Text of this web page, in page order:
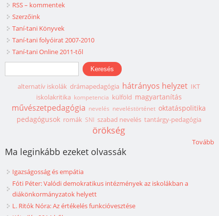
RSS – kommentek
Szerzőink
Taní-tani Könyvek
Taní-tani folyóirat 2007-2010
Taní-tani Online 2011-től
Keresés űrlap
Keresés
alternatív iskolák drámapedagógia hátrányos helyzet IKT
iskolakritika kompetencia külföld magyartanítás
művészetpedagógia nevelés neveléstörténet oktatáspolitika
pedagógusok romák SNI szabad nevelés tantárgy-pedagógia
örökség
Tovább
Ma leginkább ezeket olvassák
Igazságosság és empátia
Fóti Péter: Valódi demokratikus intézmények az iskolákban a
diákönkormányzatok helyett
L. Ritók Nóra: Az értékelés funkcióvesztése